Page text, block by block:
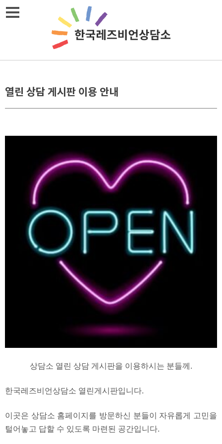
열린 상담 게시판 이용 안내
상담소 열린 상담 게시판을 이용하시는 분들께.
한국레즈비언상담소 열린게시판입니다.
이곳은 상담소 홈페이지를 방문하신 분들이 자유롭게 고민을
털어놓고 답할 수 있도록 마련된 공간입니다.